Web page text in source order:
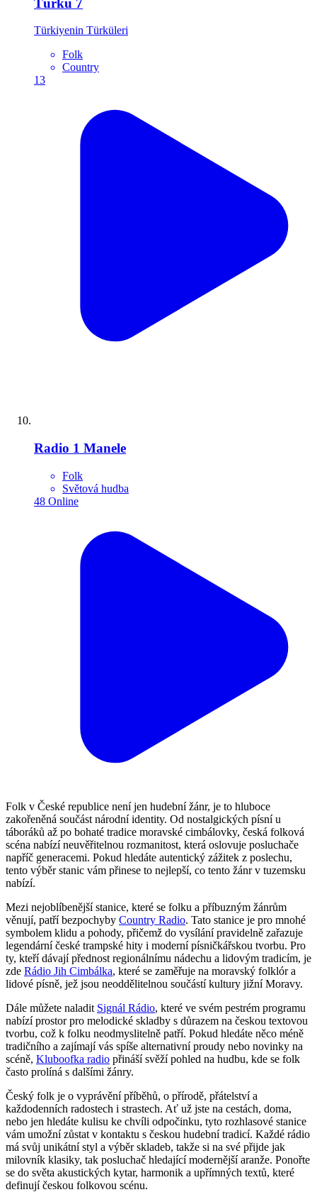
Türkiyenin Türküleri
Folk
Country
13
Radio 1 Manele
Folk
Světová hudba
48 Online
Folk v České republice není jen hudební žánr, je to hluboce
zakořeněná součást národní identity. Od nostalgických písní u
táboráků až po bohaté tradice moravské cimbálovky, česká folková
scéna nabízí neuvěřitelnou rozmanitost, která oslovuje posluchače
napříč generacemi. Pokud hledáte autentický zážitek z poslechu,
tento výběr stanic vám přinese to nejlepší, co tento žánr v tuzemsku
nabízí.
Mezi nejoblíbenější stanice, které se folku a příbuzným žánrům
věnují, patří bezpochyby Country Radio. Tato stanice je pro mnohé
symbolem klidu a pohody, přičemž do vysílání pravidelně zařazuje
legendární české trampské hity i moderní písničkářskou tvorbu. Pro
ty, kteří dávají přednost regionálnímu nádechu a lidovým tradicím, je
zde Rádio Jih Cimbálka, které se zaměřuje na moravský folklór a
lidové písně, jež jsou neoddělitelnou součástí kultury jižní Moravy.
Dále můžete naladit Signál Rádio, které ve svém pestrém programu
nabízí prostor pro melodické skladby s důrazem na českou textovou
tvorbu, což k folku neodmyslitelně patří. Pokud hledáte něco méně
tradičního a zajímají vás spíše alternativní proudy nebo novinky na
scéně, Kluboofka radio přináší svěží pohled na hudbu, kde se folk
často prolíná s dalšími žánry.
Český folk je o vyprávění příběhů, o přírodě, přátelství a
každodenních radostech i strastech. Ať už jste na cestách, doma,
nebo jen hledáte kulisu ke chvíli odpočinku, tyto rozhlasové stanice
vám umožní zůstat v kontaktu s českou hudební tradicí. Každé rádio
má svůj unikátní styl a výběr skladeb, takže si na své přijde jak
milovník klasiky, tak posluchač hledající modernější aranže. Ponořte
se do světa akustických kytar, harmonik a upřímných textů, které
definují českou folkovou scénu.